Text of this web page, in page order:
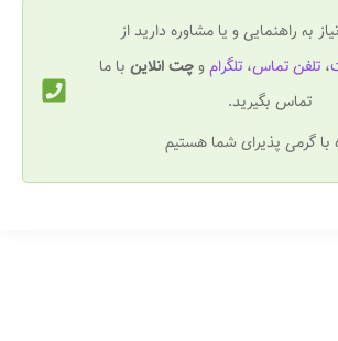
به راهنمایی و یا مشاوره دارید از
،تلفن تماس،تلگراموچت انلاین با ما
تماس بگیرید.
با گرمی پذیرای شما هستیم